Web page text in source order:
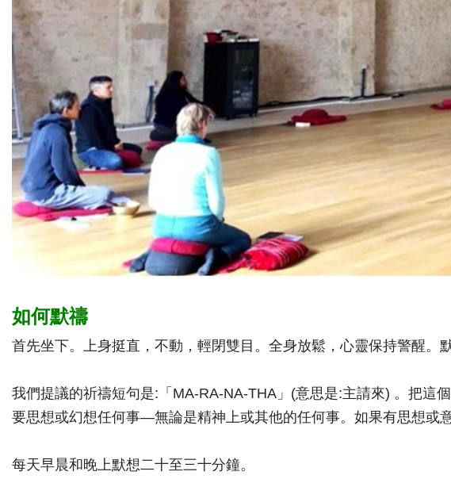
如何默禱
首先坐下。上身挺直，不動，輕閉雙目。全身放鬆，心靈保持警醒。
我們提議的祈禱短句是:「MA-RA-NA-THA」(意思是:主請來) 。把這
要思想或幻想任何事—無論是精神上或其他的任何事。如果有思想或
每天早晨和晚上默想二十至三十分鐘。